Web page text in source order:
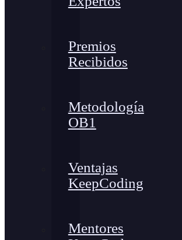
Premios
Recibidos
Metodología
OB1
Ventajas
KeepCoding
Mentores